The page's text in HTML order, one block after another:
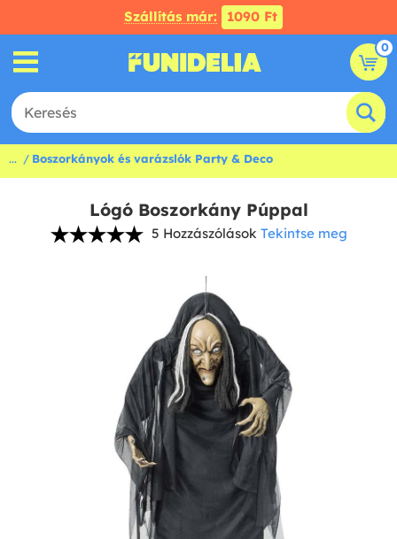
Szállítás már: 1090 Ft
0
... Boszorkányok és varázslók Party & Deco
Lógó Boszorkány Púppal
5 Hozzászólások Tekintse meg